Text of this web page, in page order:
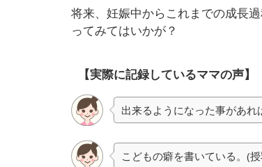
将来、妊娠中からこれまでの成長
ってみてはいかが？
【実際に記録しているママの声】
出来るようになった事があれ
こどもの癖を書いている。(